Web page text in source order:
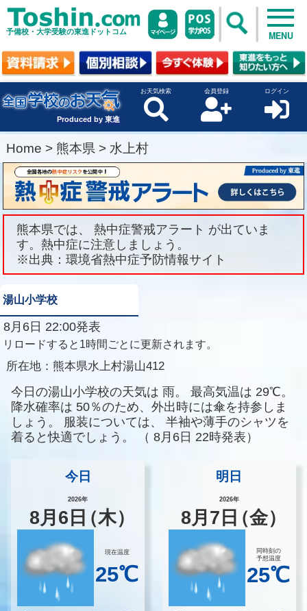
予備校・大学受験の東進ドットコム MENU
Produced by 東進
お天気検索 会員登録 ログイン
Home > 熊本県 > 水上村
熊本県では、 熱中症警戒アラート が出ていま
す。熱中症に注意しましょう。
※出典：環境省熱中症予防情報サイト
湯山小学校
8月6日 22:00発表
リロードすると1時間ごとに更新されます。
所在地： 熊本県水上村湯山412
今日の湯山小学校の天気は 雨。 最高気温は 29℃。
降水確率は 50％のため、外出時には傘を持参しま
しょう。
服装については、
半袖や薄手のシャツを
着ると快適でしょう。
（ 8月6日 22時発表）
今日
2026年
8月 6 日（木）
現在温度
25℃
明日
2026年
8月 7 日（金）
同時刻の
予想温度
25℃